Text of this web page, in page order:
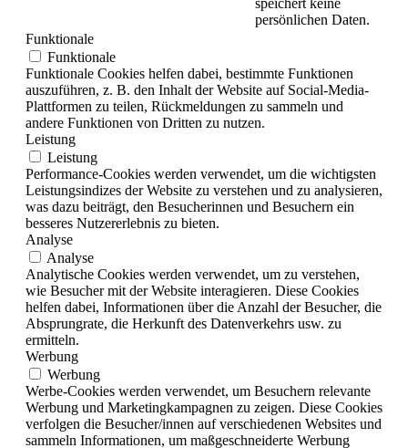
speichert keine
persönlichen Daten.
Funktionale
Funktionale
Funktionale Cookies helfen dabei, bestimmte Funktionen
auszuführen, z. B. den Inhalt der Website auf Social-Media-
Plattformen zu teilen, Rückmeldungen zu sammeln und
andere Funktionen von Dritten zu nutzen.
Leistung
Leistung
Performance-Cookies werden verwendet, um die wichtigsten
Leistungsindizes der Website zu verstehen und zu analysieren,
was dazu beiträgt, den Besucherinnen und Besuchern ein
besseres Nutzererlebnis zu bieten.
Analyse
Analyse
Analytische Cookies werden verwendet, um zu verstehen,
wie Besucher mit der Website interagieren. Diese Cookies
helfen dabei, Informationen über die Anzahl der Besucher, die
Absprungrate, die Herkunft des Datenverkehrs usw. zu
ermitteln.
Werbung
Werbung
Werbe-Cookies werden verwendet, um Besuchern relevante
Werbung und Marketingkampagnen zu zeigen. Diese Cookies
verfolgen die Besucher/innen auf verschiedenen Websites und
sammeln Informationen, um maßgeschneiderte Werbung